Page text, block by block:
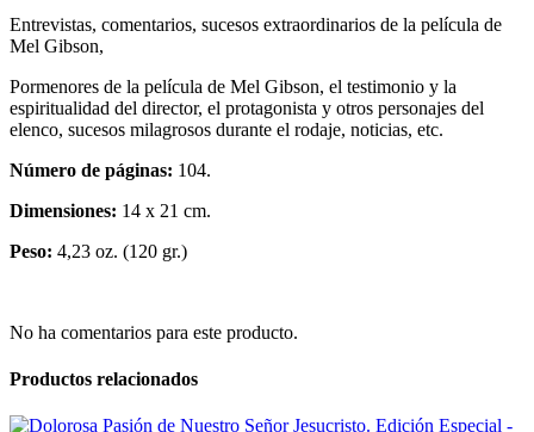
Entrevistas, comentarios, sucesos extraordinarios de la película de
Mel Gibson,
Pormenores de la película de Mel Gibson, el testimonio y la
espiritualidad del director, el protagonista y otros personajes del
elenco, sucesos milagrosos durante el rodaje, noticias, etc.
Número de páginas: 104.
Dimensiones: 14 x 21 cm.
Peso: 4,23 oz. (120 gr.)
No ha comentarios para este producto.
Productos relacionados